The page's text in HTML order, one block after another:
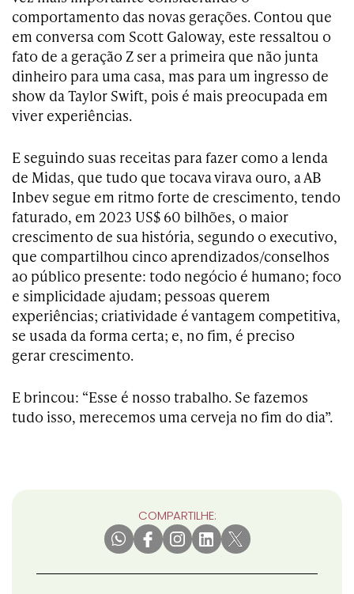
comportamento das novas gerações. Contou que
em conversa com Scott Galoway, este ressaltou o
fato de a geração Z ser a primeira que não junta
dinheiro para uma casa, mas para um ingresso de
show da Taylor Swift, pois é mais preocupada em
viver experiências.
E seguindo suas receitas para fazer como a lenda
de Midas, que tudo que tocava virava ouro, a AB
Inbev segue em ritmo forte de crescimento, tendo
faturado, em 2023 US$ 60 bilhões, o maior
crescimento de sua história, segundo o executivo,
que compartilhou cinco aprendizados/conselhos
ao público presente: todo negócio é humano; foco
e simplicidade ajudam; pessoas querem
experiências; criatividade é vantagem competitiva,
se usada da forma certa; e, no fim, é preciso
gerar crescimento.
E brincou: “Esse é nosso trabalho. Se fazemos
tudo isso, merecemos uma cerveja no fim do dia”.
COMPARTILHE: